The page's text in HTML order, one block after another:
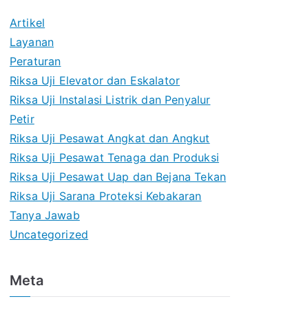
Artikel
Layanan
Peraturan
Riksa Uji Elevator dan Eskalator
Riksa Uji Instalasi Listrik dan Penyalur
Petir
Riksa Uji Pesawat Angkat dan Angkut
Riksa Uji Pesawat Tenaga dan Produksi
Riksa Uji Pesawat Uap dan Bejana Tekan
Riksa Uji Sarana Proteksi Kebakaran
Tanya Jawab
Uncategorized
Meta